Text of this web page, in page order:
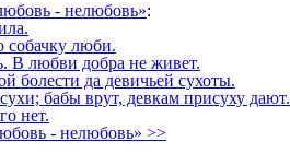
- нелюбовь»:
люби.
В любви добра не живет.
болести да девичьей сухоты.
бабы врут, девкам присуху дают.
нет.
- нелюбовь» >>